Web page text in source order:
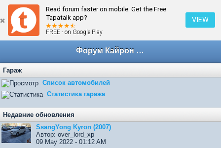
Read forum faster on mobile. Get the Free
Tapatalk app?
FREE - on Google Play
VIEW
← Просмотр Гаража
Форум Кайрон клана
Гараж
Список автомобилей
Статистика гаража
Недавние обновления
SsangYong Kyron (2007)
Автор: over_lord_xp
09 May 2022 - 01:12 AM